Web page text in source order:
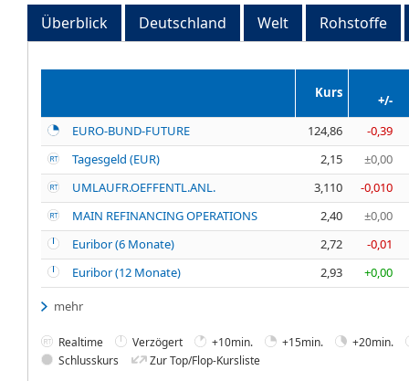
Überblick Deutschland Welt Rohstoffe
Kurs
+/-
EURO-BUND-FUTURE
124,86
-0,39
Tagesgeld (EUR)
2,15
±0,00
UMLAUFR.OEFFENTL.ANL.
3,110
-0,010
MAIN REFINANCING OPERATIONS
2,40
±0,00
Euribor (6 Monate)
2,72
-0,01
Euribor (12 Monate)
2,93 +0,00
mehr
Realtime Verzögert +10min. +15min.
+20min.
Schlusskurs
Zur Top/Flop-Kursliste